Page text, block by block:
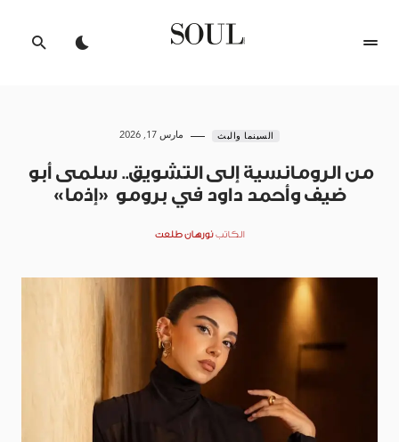
السينما والبث مارس 17, 2026
من الرومانسية إلى التشويق.. سلمى أبو
ضيف وأحمد داود في برومو «إذما»
الكاتب نورهان طلعت